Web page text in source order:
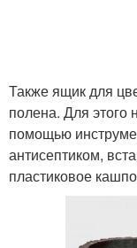
Также ящик для
полена. Для этого
помощью
антисептиком,
пластиковое